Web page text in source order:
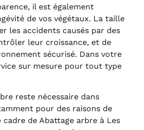
il est également
de vos végétaux. La taille
les accidents causés par des
leur croissance, et de
sécurisé. Dans votre
sur mesure pour tout type
reste nécessaire dans
pour des raisons de
cadre de Abattage arbre à Les